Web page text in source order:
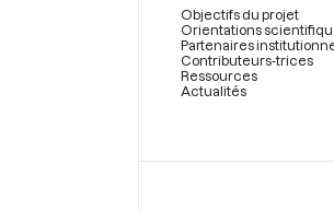
Objectifs du projet
Orientations
Partenaires
Contributeurs-trices
Ressources
Actualités